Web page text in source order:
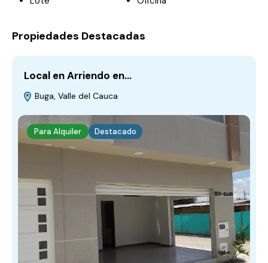
Propiedades Destacadas
Local en Arriendo en…
Buga, Valle del Cauca
Para Alquiler Destacado